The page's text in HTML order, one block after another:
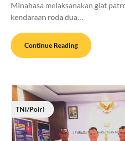
Minahasa melaksanakan giat
kendaraan roda dua…
Continue Reading
TNI/Polri